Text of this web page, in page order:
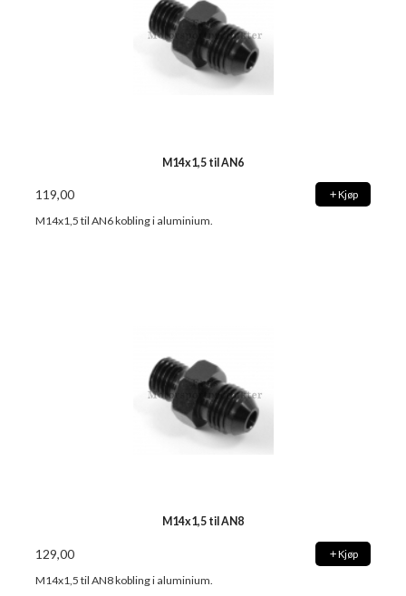
M14x1,5 til AN6
119,00 Kjøp
M14x1,5 til AN6 kobling i aluminium.
M14x1,5 til AN8
129,00 Kjøp
M14x1,5 til AN8 kobling i aluminium.